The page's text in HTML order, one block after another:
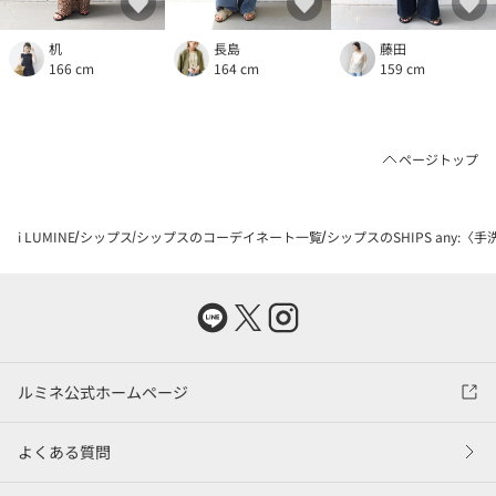
机
166 cm
長島
164 cm
藤田
159 cm
ページトップ
i LUMINE シップス シップスのコーデイネート一覧 シップスのSHIPS any:〈手
ルミネ公式ホームページ
よくある質問